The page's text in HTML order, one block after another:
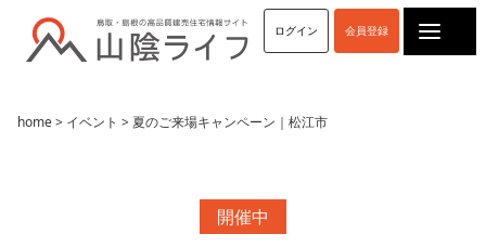
ログイン 会員登録
home> イベント > 夏のご来場キャンペーン｜松江市
開催中